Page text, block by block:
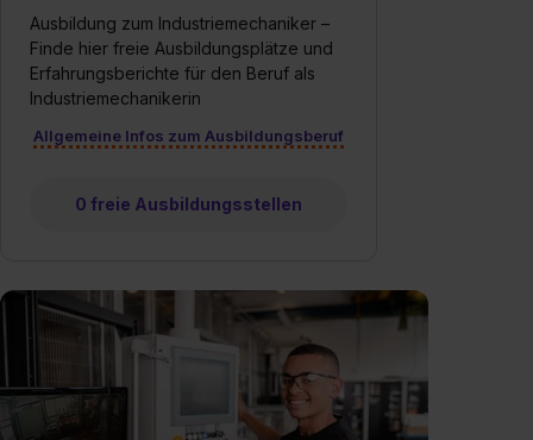
Ausbildung zum Industriemechaniker –
Finde hier freie Ausbildungsplätze und
Erfahrungsberichte für den Beruf als
Industriemechanikerin
Allgemeine Infos zum Ausbildungsberuf
0 freie Ausbildungsstellen